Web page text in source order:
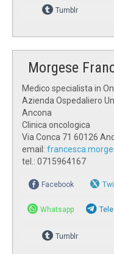
Tumblr
Morgese
Medico specialista in
Azienda Ospedaliero
Ancona
Clinica oncologica
Via Conca 71 60126
email:
tel.: 0715964167
Facebook
Whatsapp
Tumblr